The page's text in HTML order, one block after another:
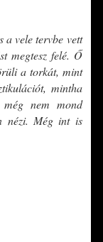
a vele tervbe vett
megtesz felé. Ő
a torkát, mint
mintha
nem mond
nézi. Még int is